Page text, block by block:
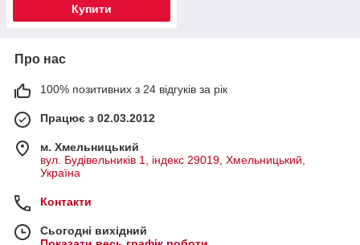
Купити
Про нас
100% позитивних з 24 відгуків за рік
Працює з 02.03.2012
м. Хмельницький
вул. Будівельників 1, індекс 29019, Хмельницький,
Україна
Контакти
Сьогодні вихідний